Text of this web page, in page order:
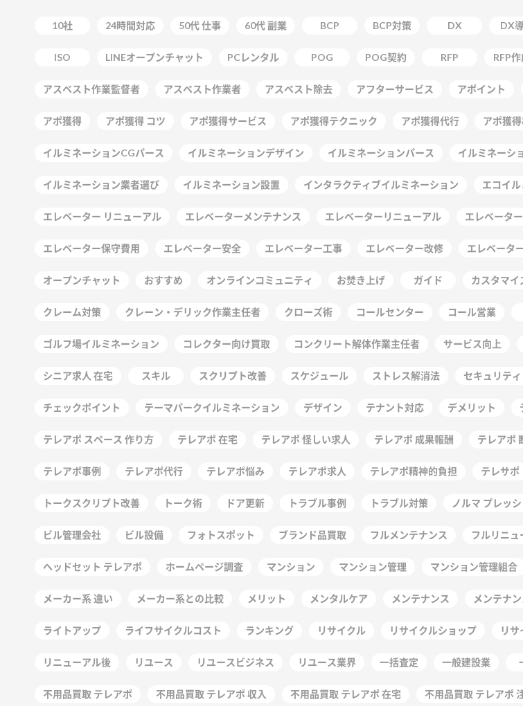
10社 24時間対応 50代 仕事 60代 副業 BCP BCP対策 DX DX
ISO LINEオープンチャット PCレンタル POG POG契約 RFP RFP
アスベスト作業監督者 アスベスト作業者 アスベスト除去 アフターサービス アポイント
アポ獲得 アポ獲得 コツ アポ獲得サービス アポ獲得テクニック アポ獲得代行 アポ獲
イルミネーションCGパース イルミネーションデザイン イルミネーションパース イルミネーシ
イルミネーション業者選び イルミネーション設置 インタラクティブイルミネーション エコイ
エレベーター リニューアル エレベーターメンテナンス エレベーターリニューアル エレベータ
エレベーター保守費用 エレベーター安全 エレベーター工事 エレベーター改修 エレベータ
オープンチャット おすすめ オンラインコミュニティ お焚き上げ ガイド カスタマイ
クレーム対策 クレーン・デリック作業主任者 クローズ術 コールセンター コール営業
ゴルフ場イルミネーション コレクター向け買取 コンクリート解体作業主任者 サービス向上
シニア求人 在宅 スキル スクリプト改善 スケジュール ストレス解消法 セキュリティ
チェックポイント テーマパークイルミネーション デザイン テナント対応 デメリット
テレアポ スペース 作り方 テレアポ 在宅 テレアポ 怪しい求人 テレアポ 成果報酬 テレアポ
テレアポ事例 テレアポ代行 テレアポ悩み テレアポ求人 テレアポ精神的負担 テレサポ
トークスクリプト改善 トーク術 ドア更新 トラブル事例 トラブル対策 ノルマ プレッ
ビル管理会社 ビル設備 フォトスポット ブランド品買取 フルメンテナンス フルリニュ
ヘッドセット テレアポ ホームページ調査 マンション マンション管理 マンション管理組合
メーカー系 違い メーカー系との比較 メリット メンタルケア メンテナンス メンテナ
ライトアップ ライフサイクルコスト ランキング リサイクル リサイクルショップ リサ
リニューアル後 リユース リユースビジネス リユース業界 一括査定 一般建設業
不用品買取 テレアポ 不用品買取 テレアポ 収入 不用品買取 テレアポ 在宅 不用品買取 テレアポ